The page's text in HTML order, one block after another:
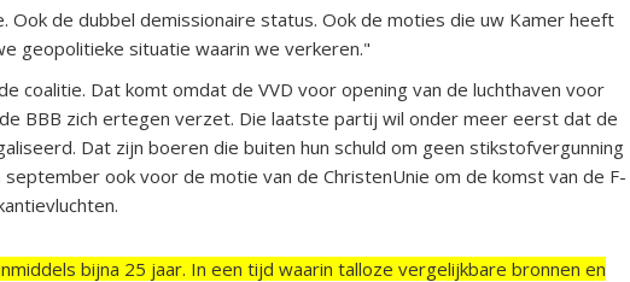
Ook de dubbel demissionaire status. Ook de moties die uw Kamer heeft
geopolitieke situatie waarin we verkeren."
coalitie. Dat komt omdat de VVD voor opening van de luchthaven voor
BBB zich ertegen verzet. Die laatste partij wil onder meer eerst dat de
Dat zijn boeren die buiten hun schuld om geen stikstofvergunning
ook voor de motie van de ChristenUnie om de komst van de F-
bijna 25 jaar. In een tijd waarin talloze vergelijkbare bronnen en